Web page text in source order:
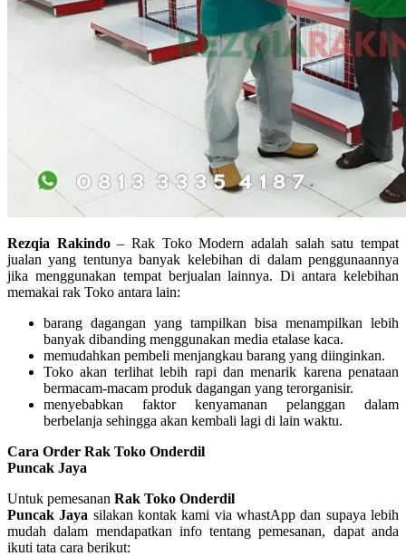
Rezqia Rakindo– Rak Toko Modern adalah salah satu tempat
jualan yang tentunya banyak kelebihan di dalam penggunaannya
jika menggunakan tempat berjualan lainnya. Di antara kelebihan
memakai rak Toko antara lain:
barang dagangan yang tampilkan bisa menampilkan lebih
banyak dibanding menggunakan media etalase kaca.
memudahkan pembeli menjangkau barang yang diinginkan.
Toko akan terlihat lebih rapi dan menarik karena penataan
bermacam-macam produk dagangan yang terorganisir.
menyebabkan faktor kenyamanan pelanggan dalam
berbelanja sehingga akan kembali lagi di lain waktu.
Cara Order Rak Toko Onderdil
Puncak Jaya
Untuk pemesanan Rak Toko Onderdil
Puncak Jaya silakan kontak kami via whastApp dan supaya lebih
mudah dalam mendapatkan info tentang pemesanan, dapat anda
ikuti tata cara berikut: